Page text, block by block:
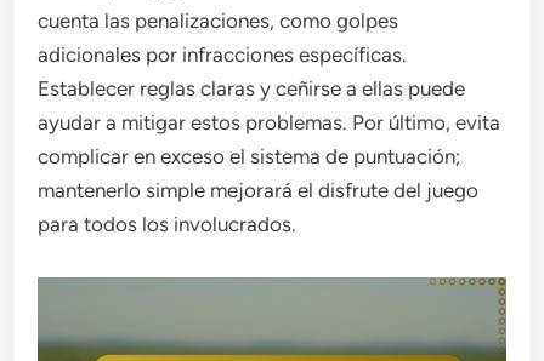
cuenta las penalizaciones, como golpes
adicionales por infracciones específicas.
Establecer reglas claras y ceñirse a ellas puede
ayudar a mitigar estos problemas. Por último, evita
complicar en exceso el sistema de puntuación;
mantenerlo simple mejorará el disfrute del juego
para todos los involucrados.